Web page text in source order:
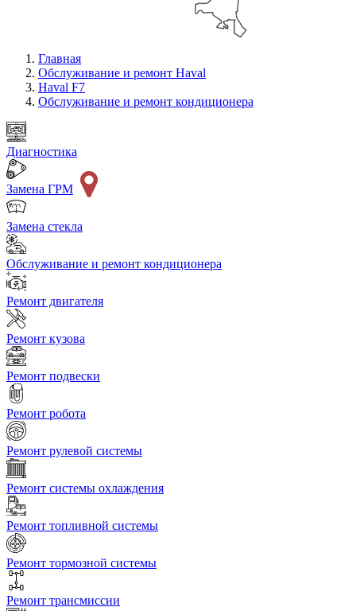
Главная
Обслуживание и ремонт Haval
Haval F7
Обслуживание и ремонт кондиционера
Диагностика
Замена ГРМ
Замена стекла
Обслуживание и ремонт кондиционера
Ремонт двигателя
Ремонт кузова
Ремонт подвески
Ремонт робота
Ремонт рулевой системы
Ремонт системы охлаждения
Ремонт топливной системы
Ремонт тормозной системы
Ремонт трансмиссии